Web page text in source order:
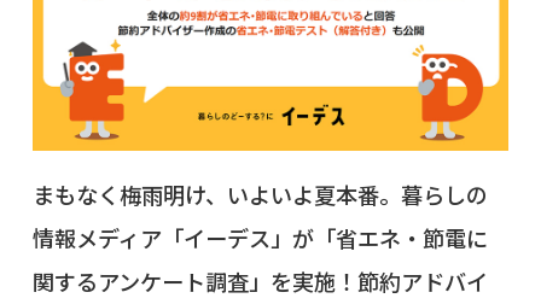
まもなく梅雨明け、いよいよ夏本番。暮らしの
情報メディア「イーデス」が「省エネ・節電に
関するアンケート調査」を実施！節約アドバイ